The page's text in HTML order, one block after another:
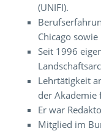
(UNIFI).
Chicago
Seit 1996
Lehrtätigkeit
der
Er war
Mitglied im